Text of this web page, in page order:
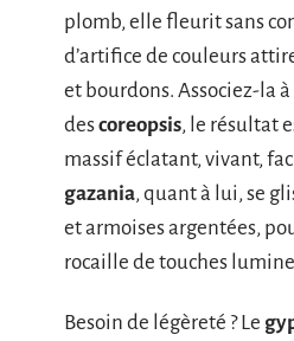
plomb, elle fleurit sans
d’artifice de couleurs
et bourdons. Associez-la à
descoreopsis, le résultat
massif éclatant, vivant,
gazania, quant à lui, se
et armoises argentées,
rocaille de touches
Besoin de légèreté ? Le